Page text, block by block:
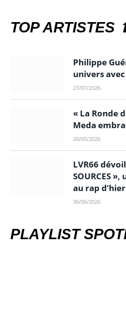
TOP ARTISTES
Philippe
univers
27/07/2026
« La Ronde
Meda
20/05/2026
LVR66
SOURCES
au rap d’hier
30/06/2026
PLAYLIST